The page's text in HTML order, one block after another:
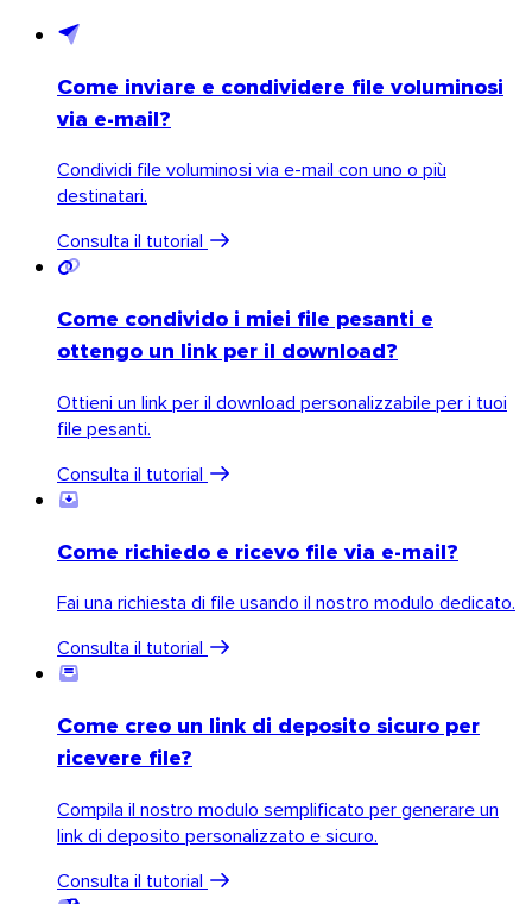
Come inviare e condividere file voluminosi
via e-mail?
Condividi file voluminosi via e-mail con uno o più
destinatari.
Consulta il tutorial
Come condivido i miei file pesanti e
ottengo un link per il download?
Ottieni un link per il download personalizzabile per i tuoi
file pesanti.
Consulta il tutorial
Come richiedo e ricevo file via e-mail?
Fai una richiesta di file usando il nostro modulo dedicato.
Consulta il tutorial
Come creo un link di deposito sicuro per
ricevere file?
Compila il nostro modulo semplificato per generare un
link di deposito personalizzato e sicuro.
Consulta il tutorial